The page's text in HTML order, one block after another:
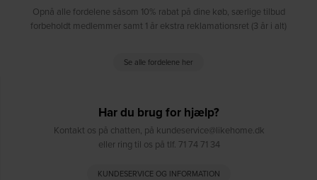
Opnå alle fordelene såsom 10% rabat på dine køb, særlige tilbud
forbeholdt medlemmer samt 1 år ekstra reklamationsret (3 år i alt)
Se alle fordelene her
Har du brug for hjælp?
Kontakt os på chatten, på kundeservice@likehome.dk
eller ring til os på tlf. 71 74 71 34
KUNDESERVICE OG INFORMATION